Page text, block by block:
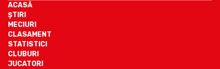
ACASĂ
ȘTIRI
MECIURI
CLASAMENT
STATISTICI
CLUBURI
JUCATORI